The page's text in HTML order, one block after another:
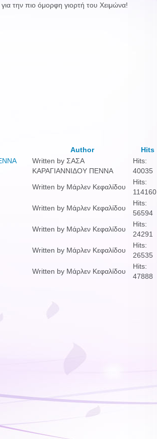
για την πιο όμορφη γιορτή του Χειμώνα!
Author
Hits
Written by ΣΑΣΑ
ΚΑΡΑΓΙΑΝΝΙΔΟΥ ΠΕΝΝΑ
Hits:
40035
Written by Μάρλεν Κεφαλίδου
Hits:
114160
Written by Μάρλεν Κεφαλίδου
Hits:
56594
Written by Μάρλεν Κεφαλίδου
Hits:
24291
Written by Μάρλεν Κεφαλίδου
Hits:
26535
Written by Μάρλεν Κεφαλίδου
Hits:
47888